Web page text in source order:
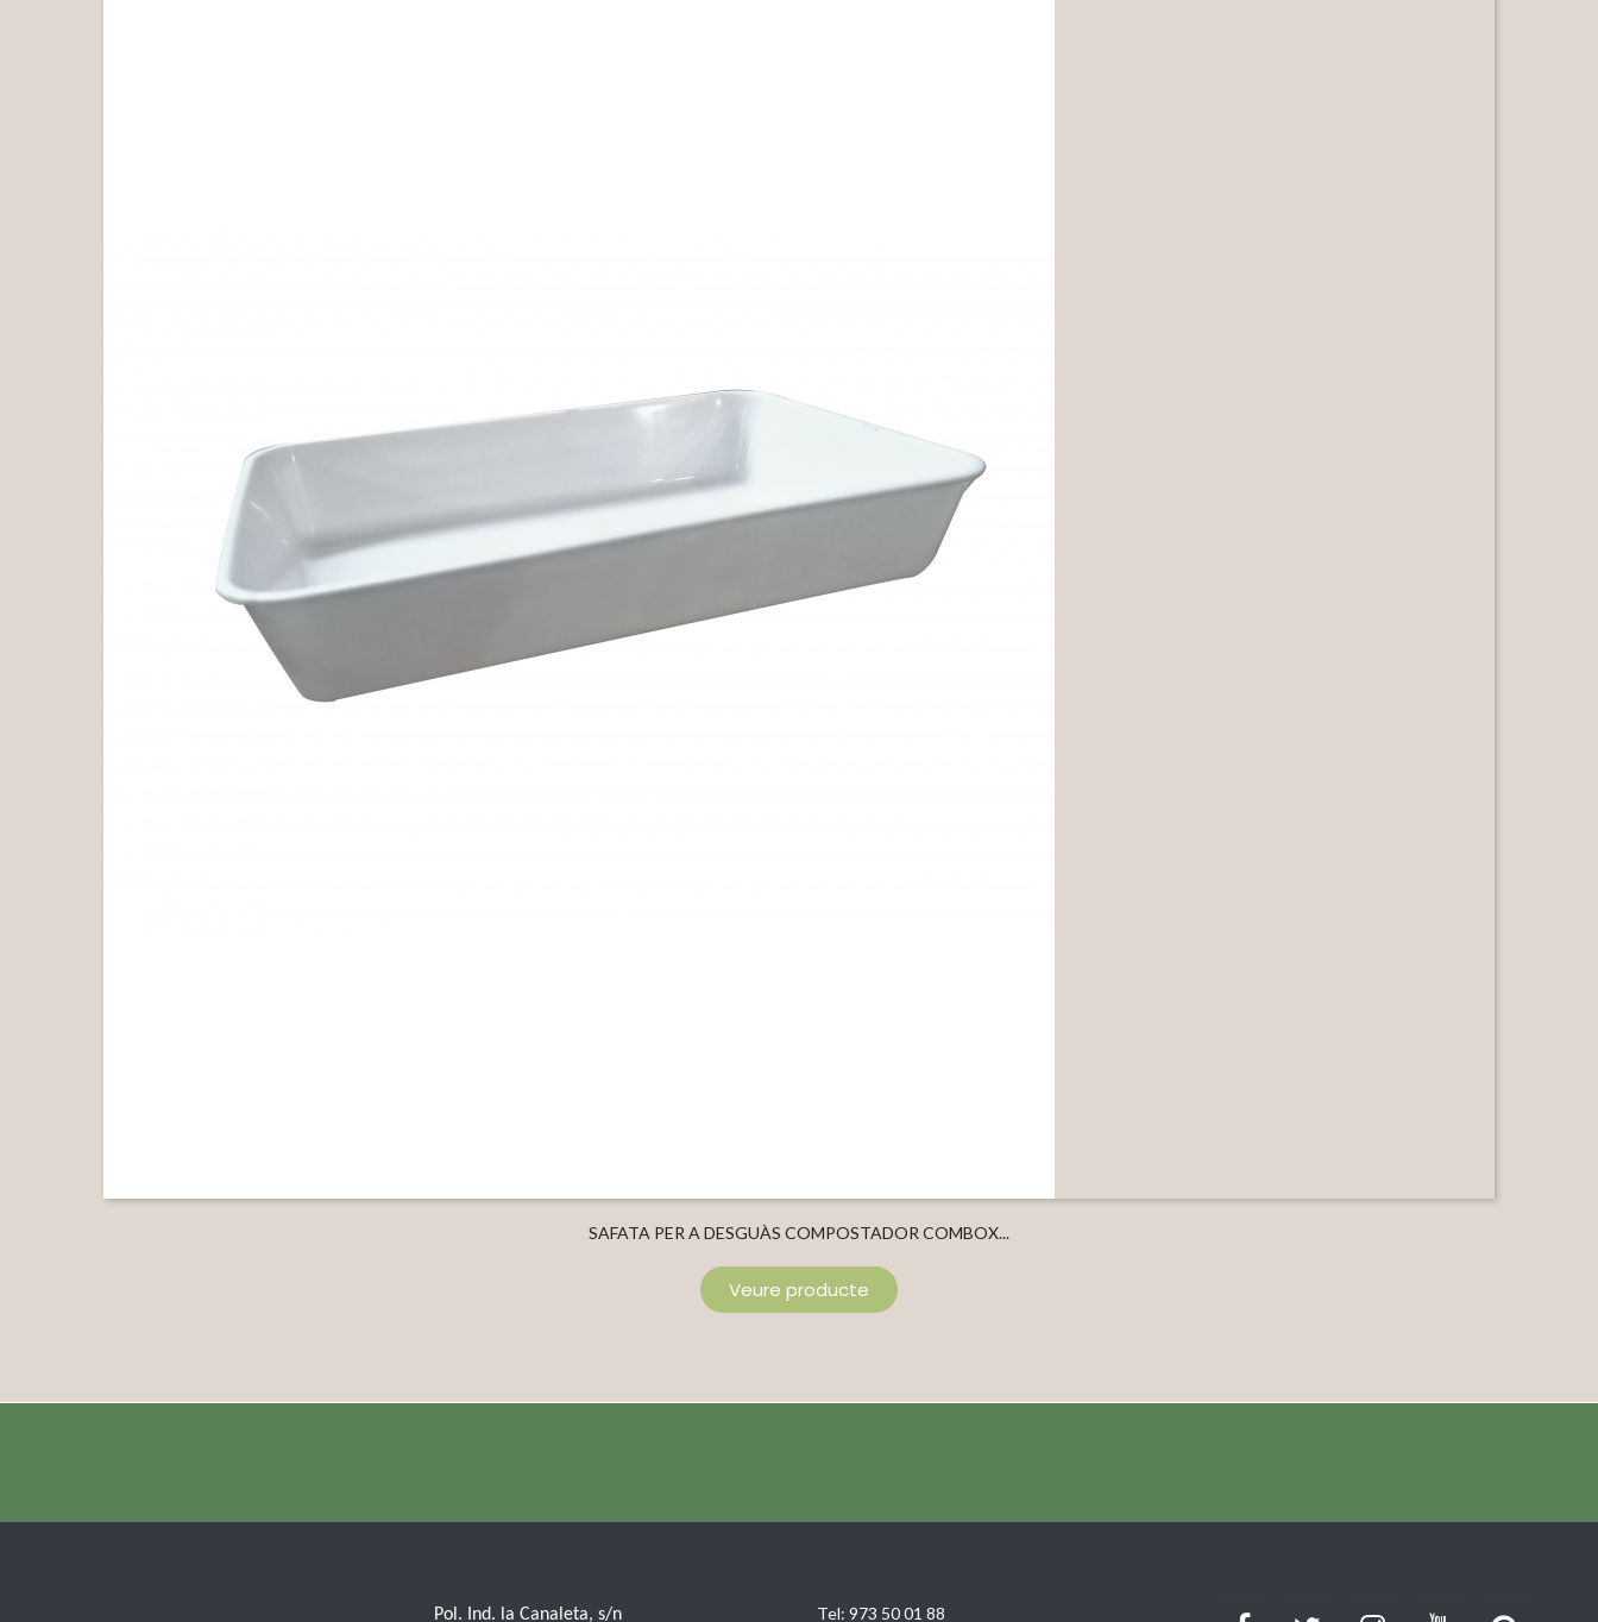
SAFATA PER A DESGUÀS COMPOSTADOR COMBOX...
Veure producte
Pol. Ind. la Canaleta, s/n Tel: 973 50 01 88